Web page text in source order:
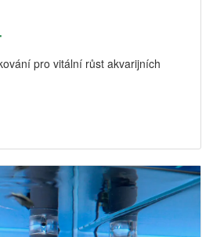
pro vitální růst akvarijních